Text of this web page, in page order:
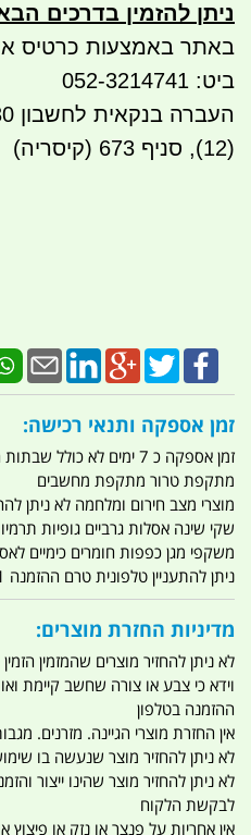
ניתן להזמין בדרכים
באתר באמצעות כרטיס
ביט: 052-3214741
(12), סניף 673 (קיסריה)
זמן אספקה ותנאי רכישה:
זמן אספקה כ 7 ימים לא
מתקפת טרור מתקפת מחשבים
מוצרי מצב חירום ומלחמה לא ניתן
שקי שינה אסלות גרביים גופיות
משקפי מגן כפפות חומרים כימיים
ניתן להתעניין טלפונית טרם ההזמנה 0523214741
מדיניות החזרת מוצרים:
לא ניתן להחזיר מוצרים שהמזמין
וידא כי צבע או צורה שחשב קיימת
ההזמנה בטלפון
אין החזרת מוצרי הגיינה. מזרנים.
לא ניתן להחזיר מוצר שנעשה בו
לא ניתן להחזיר מוצר שהינו ייצור
לבקשת הלקוח
אין אחריות על פנצר או נזק או פיצוץ